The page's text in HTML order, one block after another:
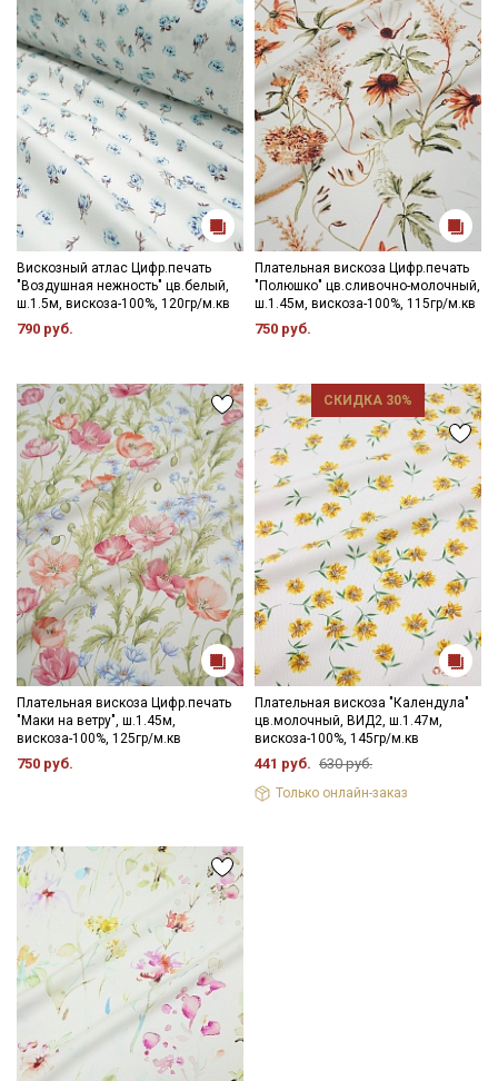
Вискозный атлас Цифр.печать
"Воздушная нежность" цв.белый,
ш.1.5м, вискоза-100%, 120гр/м.кв
790 руб.
Плательная вискоза Цифр.печать
"Полюшко" цв.сливочно-молочный,
ш.1.45м, вискоза-100%, 115гр/м.кв
750 руб.
Плательная вискоза Цифр.печать
"Маки на ветру", ш.1.45м,
вискоза-100%, 125гр/м.кв
750 руб.
СКИДКА 30%
Плательная вискоза "Календула"
цв.молочный, ВИД2, ш.1.47м,
вискоза-100%, 145гр/м.кв
441 руб. 630 руб.
Только онлайн-заказ
Электронная почта
Подписаться
Ознакомлен(а) с
Политикой обработки персональных
данныхи даю Согласие на обработку персональных
данных
ДаюСогласие на получение рекламных и
информационных рассылок